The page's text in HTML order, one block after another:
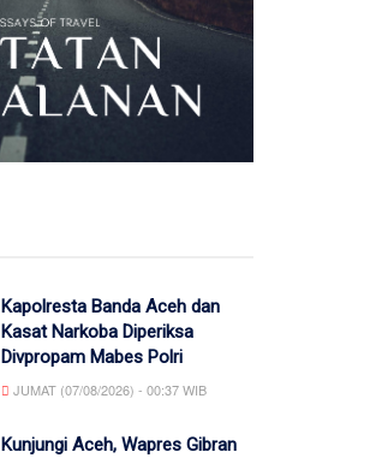
Kapolresta Banda Aceh dan
Kasat Narkoba Diperiksa
Divpropam Mabes Polri
JUMAT (07/08/2026) - 00:37 WIB
Kunjungi Aceh, Wapres Gibran